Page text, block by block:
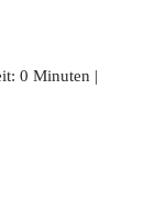
0 Minuten |